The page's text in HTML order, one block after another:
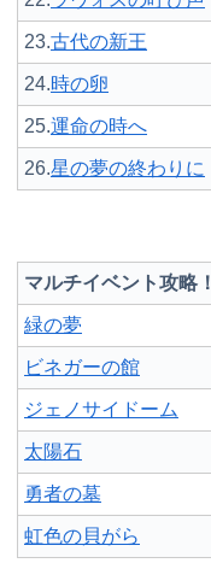
23.古代の新王
24.時の卵
25.運命の時へ
26.星の夢の終わりに
マルチイベント攻略！
緑の夢
ビネガーの館
ジェノサイドーム
太陽石
勇者の墓
虹色の貝がら